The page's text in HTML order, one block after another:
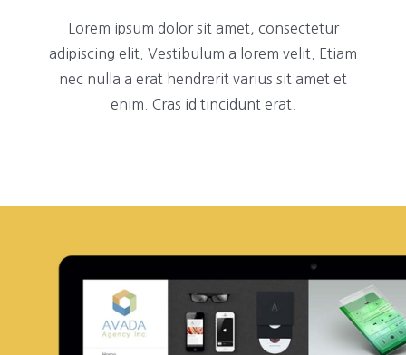
Lorem ipsum dolor sit amet, consectetur
adipiscing elit. Vestibulum a lorem velit. Etiam
nec nulla a erat hendrerit varius sit amet et
enim. Cras id tincidunt erat.